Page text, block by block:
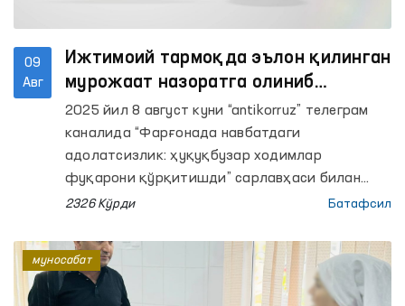
09
Авг
Ижтимоий тармоқда эълон қилинган
мурожаат назоратга олиниб
ўрганилмоқда
2025 йил 8 август куни “antikorruz” телеграм
каналида “Фарғонада навбатдаги
адолатсизлик: ҳуқуқбузар ходимлар
фуқарони қўрқитишди” сарлавҳаси билан
видеоматериал тарқатилди. Унда Фарғона
патруль-пост хизмати ходимлари томонидан
қонунга зид хатти-ҳаракатлар қилингани ва у
бузилган ҳуқуқларини тиклаш мақсадида
2326 Кўрди Батафсил
муносабат